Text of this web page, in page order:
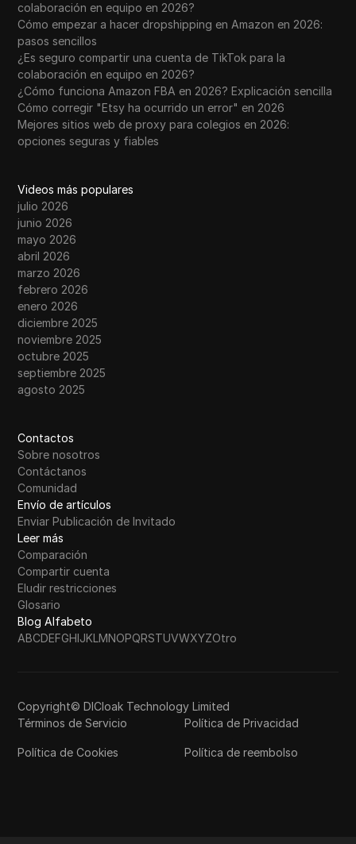
colaboración en equipo en 2026?
Cómo empezar a hacer dropshipping en Amazon en 2026:
pasos sencillos
¿Es seguro compartir una cuenta de TikTok para la
colaboración en equipo en 2026?
¿Cómo funciona Amazon FBA en 2026? Explicación sencilla
Cómo corregir "Etsy ha ocurrido un error" en 2026
Mejores sitios web de proxy para colegios en 2026:
opciones seguras y fiables
Videos más populares
julio 2026
junio 2026
mayo 2026
abril 2026
marzo 2026
febrero 2026
enero 2026
diciembre 2025
noviembre 2025
octubre 2025
septiembre 2025
agosto 2025
Contactos
Sobre nosotros
Contáctanos
Comunidad
Envío de artículos
Enviar Publicación de Invitado
Leer más
Comparación
Compartir cuenta
Eludir restricciones
Glosario
Blog Alfabeto
ABCDEFGHIJKLMNOPQRSTUVWXYZOtro
Copyright© DICloak Technology Limited
Términos de Servicio
Política de Privacidad
Política de Cookies Política de reembolso